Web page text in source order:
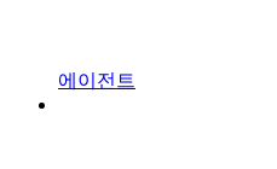
에이전트